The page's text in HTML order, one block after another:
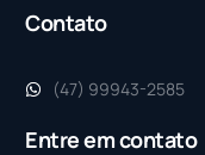
Contato
(47) 99943-2585
Entre em contato